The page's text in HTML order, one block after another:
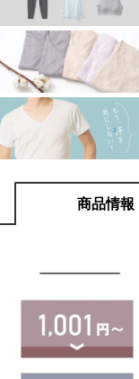
商品情報